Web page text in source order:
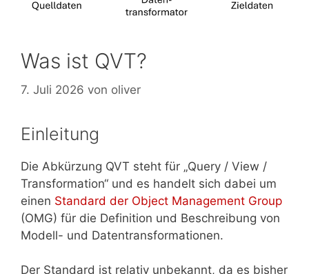
Was ist QVT?
7. Juli 2026 von oliver
Einleitung
Die Abkürzung QVT steht für „Query / View /
Transformation“ und es handelt sich dabei um
einen Standard der Object Management Group
(OMG) für die Definition und Beschreibung von
Modell- und Datentransformationen.
Der Standard ist relativ unbekannt, da es bisher